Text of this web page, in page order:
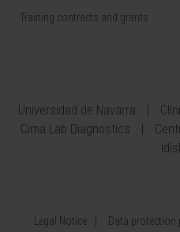
Training contracts and grants
Universidad de Navarra
Cima Lab Diagnostics
Legal Notice Data protection